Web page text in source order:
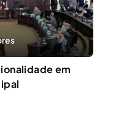
em